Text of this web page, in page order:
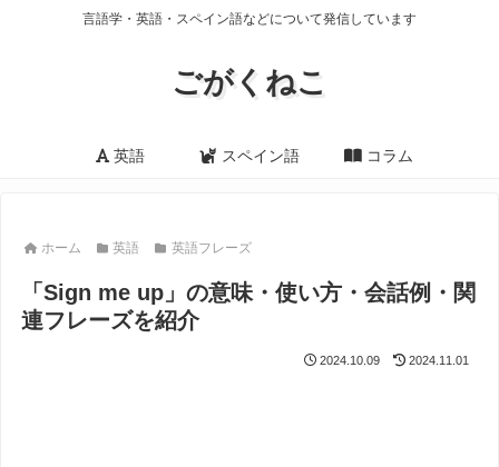
言語学・英語・スペイン語などについて発信しています
ごがくねこ
英語 スペイン語 コラム
ホーム 英語 英語フレーズ
「Sign me up」の意味・使い方・会話例・関
連フレーズを紹介
2024.10.09 2024.11.01